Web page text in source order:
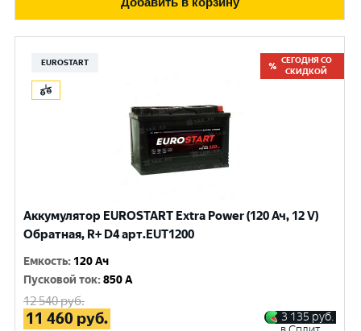
EUROSTART
СЕГОДНЯ СО
СКИДКОЙ
Аккумулятор EUROSTART Extra Power (120 Ач, 12 V)
Обратная, R+ D4 арт.EUT1200
Емкость: 120 Ач
Пусковой ток:850 A
12 540руб.
11 460 руб. 3 135 руб.